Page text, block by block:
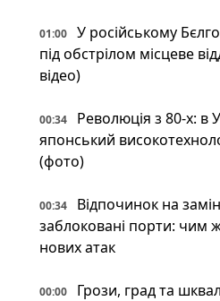
01:00
У російському
під обстрілом місцеве
відео)
00:34
Революція з 80-х: в
японський
(фото)
00:34
Відпочинок на
заблоковані порти: чим
нових атак
00:00
Грози, град та